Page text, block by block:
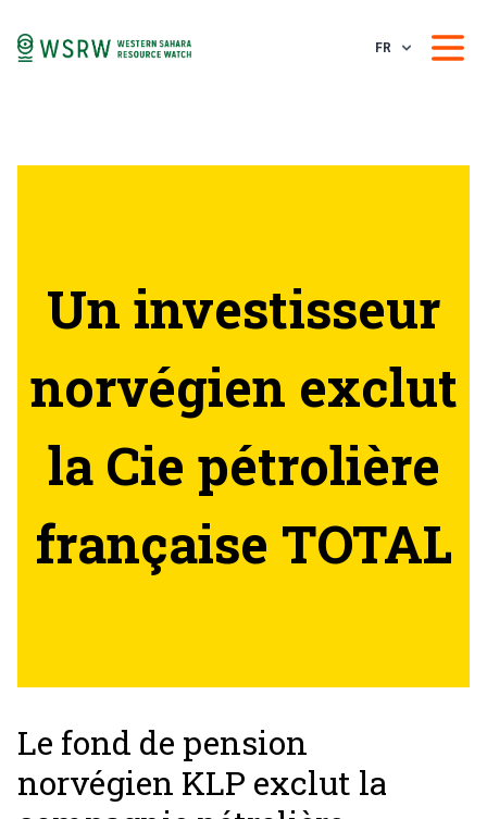
FR
Un investisseur
norvégien exclut
la Cie pétrolière
française TOTAL
Le fond de pension
norvégien KLP exclut la